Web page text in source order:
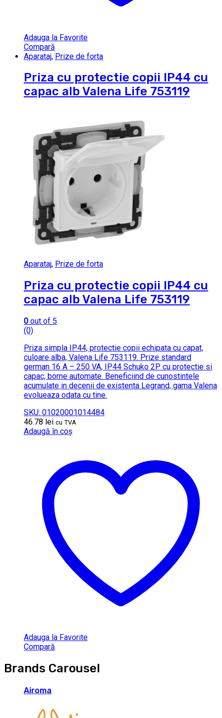
Adauga la Favorite
Compară
Aparataj, Prize de forta
Priza cu protectie copii IP44 cu
capac alb Valena Life 753119
Aparataj, Prize de forta
Priza cu protectie copii IP44 cu
capac alb Valena Life 753119
0 out of 5
(0)
Priza simpla IP44, protectie copii echipata cu capat,
culoare alba, Valena Life 753119. Prize standard
german 16 A – 250 VA, IP44 Schuko 2P cu protectie si
capac, borne automate. Beneficiind de cunostintele
acumulate in decenii de existenta Legrand, gama Valena
evolueaza odata cu tine.
SKU: 01020001014484
46.78 lei cu TVA
Adaugă în coș
Adauga la Favorite
Compară
Brands Carousel
Airoma